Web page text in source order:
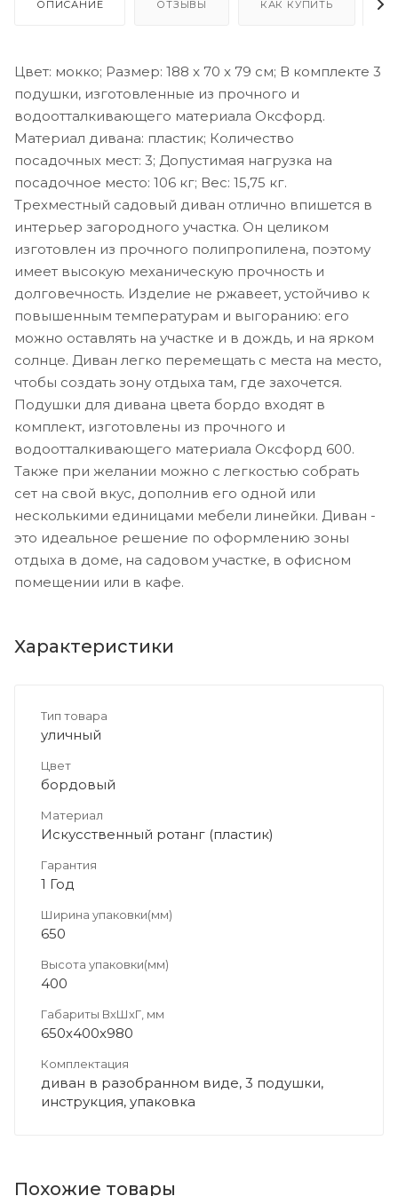
ОПИСАНИЕ ОТЗЫВЫ КАК КУПИТЬ
Цвет: мокко; Размер: 188 x 70 x 79 см; В комплекте 3
подушки, изготовленные из прочного и
водоотталкивающего материала Оксфорд.
Материал дивана: пластик; Количество
посадочных мест: 3; Допустимая нагрузка на
посадочное место: 106 кг; Вес: 15,75 кг.
Трехместный садовый диван отлично впишется в
интерьер загородного участка. Он целиком
изготовлен из прочного полипропилена, поэтому
имеет высокую механическую прочность и
долговечность. Изделие не ржавеет, устойчиво к
повышенным температурам и выгоранию: его
можно оставлять на участке и в дождь, и на ярком
солнце. Диван легко перемещать с места на место,
чтобы создать зону отдыха там, где захочется.
Подушки для дивана цвета бордо входят в
комплект, изготовлены из прочного и
водоотталкивающего материала Оксфорд 600.
Также при желании можно с легкостью собрать
сет на свой вкус, дополнив его одной или
несколькими единицами мебели линейки. Диван -
это идеальное решение по оформлению зоны
отдыха в доме, на садовом участке, в офисном
помещении или в кафе.
Характеристики
Тип товара
уличный
Цвет
бордовый
Материал
Искусственный ротанг (пластик)
Гарантия
1 Год
Ширина упаковки(мм)
650
Высота упаковки(мм)
400
Габариты ВхШхГ, мм
650х400х980
Комплектация
диван в разобранном виде, 3 подушки,
инструкция, упаковка
Похожие товары